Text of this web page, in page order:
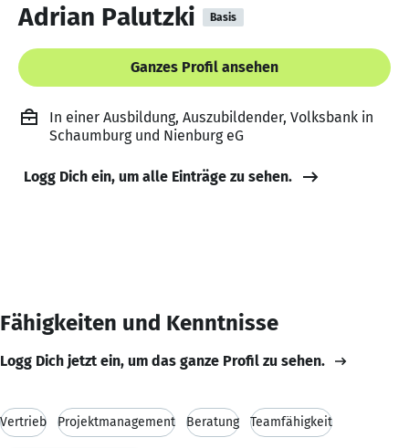
Adrian Palutzki Basis
Ganzes Profil ansehen
In einer Ausbildung, Auszubildender, Volksbank in
Schaumburg und Nienburg eG
Logg Dich ein, um alle Einträge zu sehen.
Fähigkeiten und Kenntnisse
Logg Dich jetzt ein, um das ganze Profil zu sehen.
Vertrieb Projektmanagement Beratung Teamfähigkeit